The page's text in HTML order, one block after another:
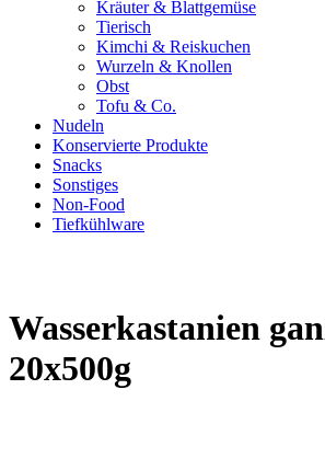
Kräuter & Blattgemüse
Tierisch
Kimchi & Reiskuchen
Wurzeln & Knollen
Obst
Tofu & Co.
Nudeln
Konservierte Produkte
Snacks
Sonstiges
Non-Food
Tiefkühlware
Wasserkastanien
20x500g